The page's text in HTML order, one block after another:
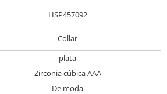
HSP457092
Collar
plata
Zirconia cúbica AAA
De moda